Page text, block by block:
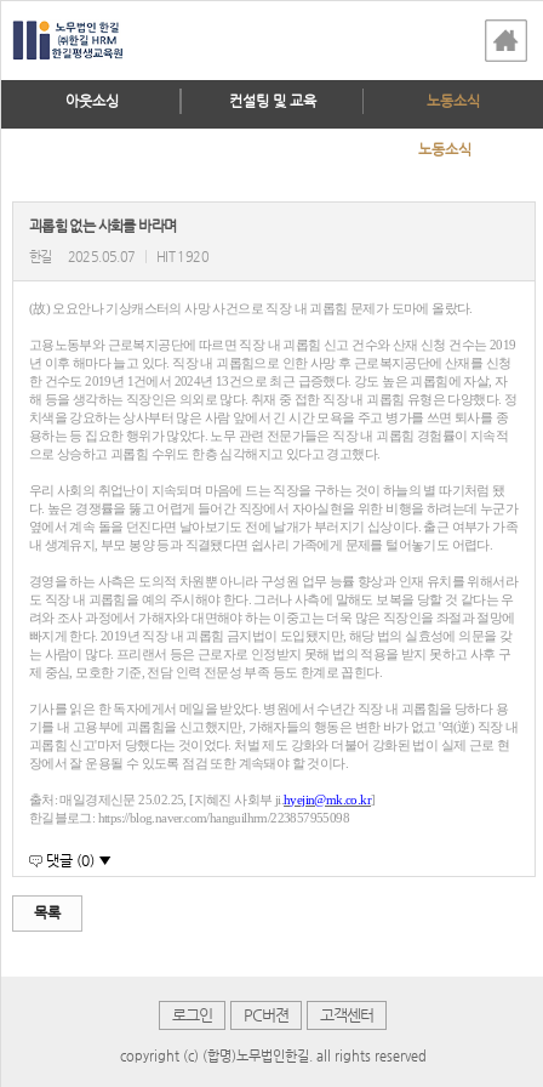
아웃소싱 컨설팅 및 교육 노동소식
노동소식
괴롭힘 없는 사회를 바라며
한길 2025.05.07 HIT 1920
(故) 오요안나 기상캐스터의 사망 사건으로 직장 내 괴롭힘 문제가 도마에 올랐다.
고용노동부와 근로복지공단에 따르면 직장 내 괴롭힘 신고 건수와 산재 신청 건수는 2019
년 이후 해마다 늘고 있다. 직장 내 괴롭힘으로 인한 사망 후 근로복지공단에 산재를 신청
한 건수도 2019년 1건에서 2024년 13건으로 최근 급증했다. 강도 높은 괴롭힘에 자살, 자
해 등을 생각하는 직장인은 의외로 많다. 취재 중 접한 직장 내 괴롭힘 유형은 다양했다. 정
치색을 강요하는 상사부터 많은 사람 앞에서 긴 시간 모욕을 주고 병가를 쓰면 퇴사를 종
용하는 등 집요한 행위가 많았다. 노무 관련 전문가들은 직장 내 괴롭힘 경험률이 지속적
으로 상승하고 괴롭힘 수위도 한층 심각해지고 있다고 경고했다.
우리 사회의 취업난이 지속되며 마음에 드는 직장을 구하는 것이 하늘의 별 따기처럼 됐
다. 높은 경쟁률을 뚫고 어렵게 들어간 직장에서 자아실현을 위한 비행을 하려는데 누군가
옆에서 계속 돌을 던진다면 날아보기도 전에 날개가 부러지기 십상이다. 출근 여부가 가족
내 생계유지, 부모 봉양 등과 직결됐다면 쉽사리 가족에게 문제를 털어놓기도 어렵다.
경영을 하는 사측은 도의적 차원뿐 아니라 구성원 업무 능률 향상과 인재 유치를 위해서라
도 직장 내 괴롭힘을 예의 주시해야 한다. 그러나 사측에 말해도 보복을 당할 것 같다는 우
려와 조사 과정에서 가해자와 대면해야 하는 이중고는 더욱 많은 직장인을 좌절과 절망에
빠지게 한다. 2019년 직장 내 괴롭힘 금지법이 도입됐지만, 해당 법의 실효성에 의문을 갖
는 사람이 많다. 프리랜서 등은 근로자로 인정받지 못해 법의 적용을 받지 못하고 사후 구
제 중심, 모호한 기준, 전담 인력 전문성 부족 등도 한계로 꼽힌다.
기사를 읽은 한 독자에게서 메일을 받았다. 병원에서 수년간 직장 내 괴롭힘을 당하다 용
기를 내 고용부에 괴롭힘을 신고했지만, 가해자들의 행동은 변한 바가 없고 '역(逆) 직장 내
괴롭힘 신고'마저 당했다는 것이었다. 처벌 제도 강화와 더불어 강화된 법이 실제 근로 현
장에서 잘 운용될 수 있도록 점검 또한 계속돼야 할 것이다.
출처: 매일경제신문 25.02.25, [지혜진 사회부 ji.hyejin@mk.co.kr]
한길블로그: https://blog.naver.com/hanguilhrm/223857955098
댓글 (0) ▼
목록
로그인 PC버젼 고객센터
copyright (c) (합명)노무법인한길. all rights reserved